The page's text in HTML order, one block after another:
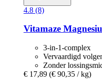
4.8 (8)
Vitamaze
3-in-1-complex
Vervaardigd
Zonder
€ 17,89 (€ 90,35 / kg)